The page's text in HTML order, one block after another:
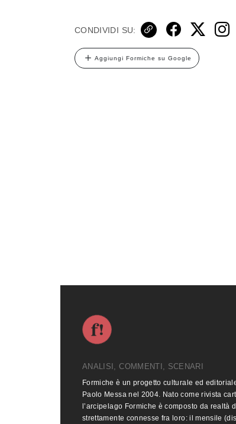
CONDIVIDI SU:
Aggiungi Formiche su Google
ANALISI, COMMENTI, SCENARI
Formiche è un progetto culturale ed
Paolo Messa nel 2004. Nato come rivista
l’arcipelago Formiche è composto da realtà
strettamente connesse fra loro: il mensile